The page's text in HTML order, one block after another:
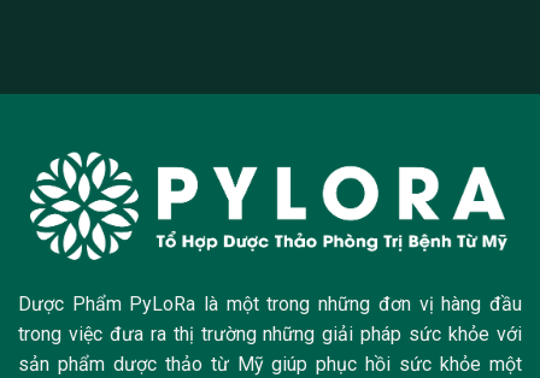
Dược Phẩm PyLoRa là một trong những đơn vị hàng đầu
trong việc đưa ra thị trường những giải pháp sức khỏe với
sản phẩm dược thảo từ Mỹ giúp phục hồi sức khỏe một